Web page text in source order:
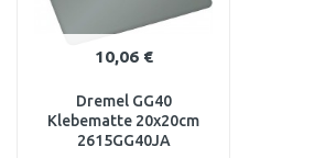
10,06 €
Dremel GG40
Klebematte 20x20cm
2615GG40JA